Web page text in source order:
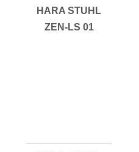
HARA STUHL
ZEN-LS 01